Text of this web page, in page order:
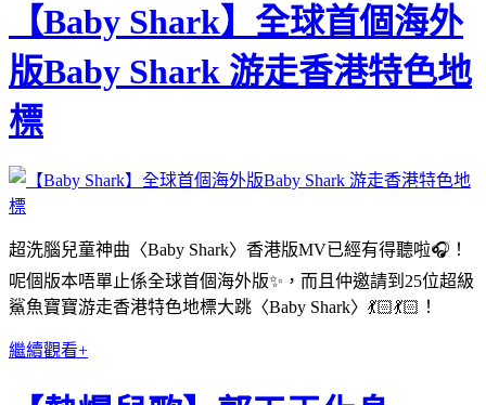
【Baby Shark】全球首個海外
版Baby Shark 游走香港特色地
標
超洗腦兒童神曲〈Baby Shark〉香港版MV已經有得聽啦🎧！
呢個版本唔單止係全球首個海外版✨，而且仲邀請到25位超級
鯊魚寶寶游走香港特色地標大跳〈Baby Shark〉💃🏻💃🏻！
繼續觀看+